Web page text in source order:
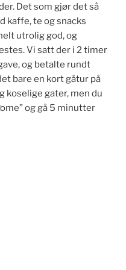
Det som gjør det så
kaffe, te og snacks
utrolig god, og
Vi satt der i 2 timer
og betalte rundt
bare en kort gåtur på
koselige gater, men du
og gå 5 minutter